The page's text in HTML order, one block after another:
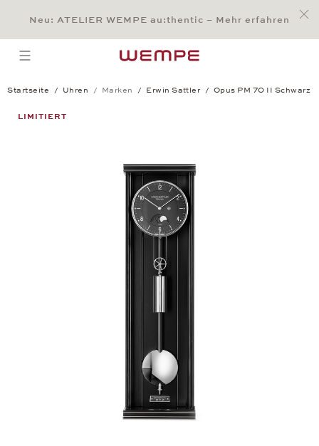
Main Content
Main Menu
Search
Footer
Neu: ATELIER WEMPE au:thentic – Mehr erfahren
open menu
Startseite Uhren Marken Erwin Sattler Opus PM 70 II Schwarz
Opus PM 70 II Schwarz
LIMITIERT